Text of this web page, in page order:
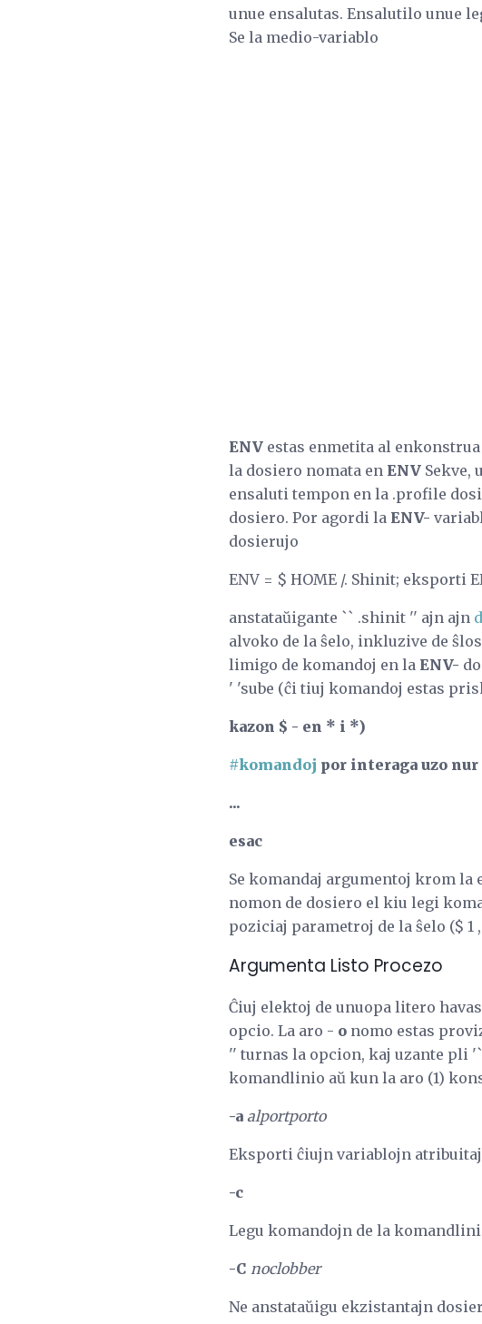
unue ensalutas. Ensalutilo unue
Se la medio-variablo
ENV estas enmetita al
la dosiero nomata en ENV Sekve,
ensaluti tempon en la .profile
dosiero. Por agordi la ENV-
dosierujo
ENV = $ HOME /. Shinit; eksporti
anstataŭigante `` .shinit '' ajn ajn
alvoko de la ŝelo, inkluzive de
limigo de komandoj en la ENV-
' 'sube (ĉi tiuj komandoj estas
kazon $ - en * i *)
#komandoj por interaga uzo nur
...
esac
Se komandaj argumentoj krom
nomon de dosiero el kiu legi
poziciaj parametroj de la ŝelo ($ 1
Argumenta Listo Procezo
Ĉiuj elektoj de unuopa litero
opcio. La aro - o nomo estas
'' turnas la opcion, kaj uzante pli
komandlinio aŭ kun la aro (1)
-a alportporto
Eksporti ĉiujn variablojn
-c
Legu komandojn de la
-C noclobber
Ne anstataŭigu ekzistantajn